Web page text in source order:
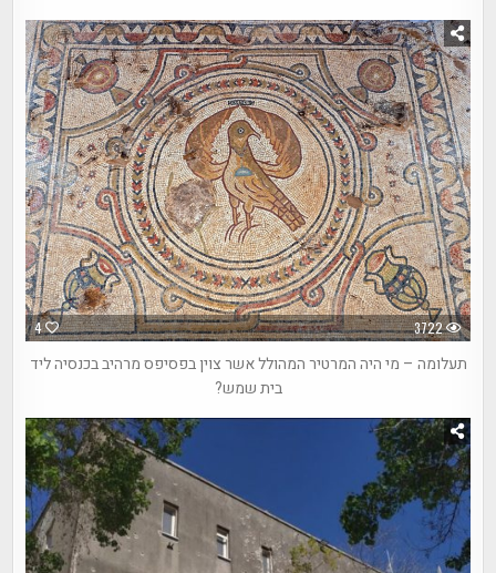
4 3722
תעלומה – מי היה המרטיר המהולל אשר צוין בפסיפס מרהיב בכנסיה ליד
בית שמש?